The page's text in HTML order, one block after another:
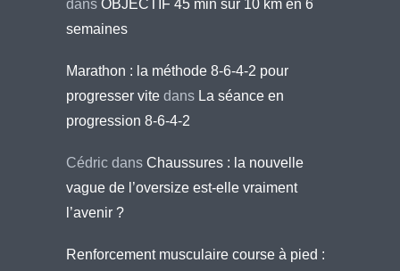
dans OBJECTIF 45 min sur 10 km en 6
semaines
Marathon : la méthode 8-6-4-2 pour
progresser vite dans La séance en
progression 8-6-4-2
Cédric dans Chaussures : la nouvelle
vague de l’oversize est-elle vraiment
l’avenir ?
Renforcement musculaire course à pied :